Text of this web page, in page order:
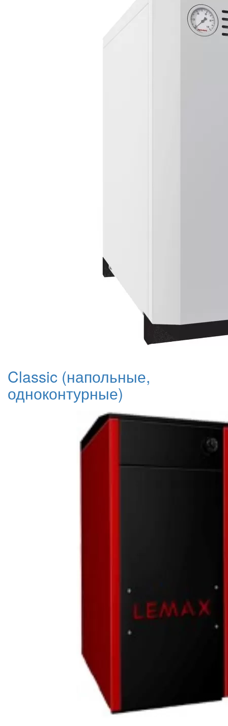
Classic (напольные,
одноконтурные)